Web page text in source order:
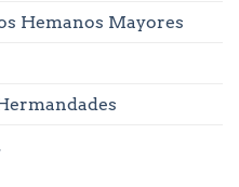
Hemanos Mayores